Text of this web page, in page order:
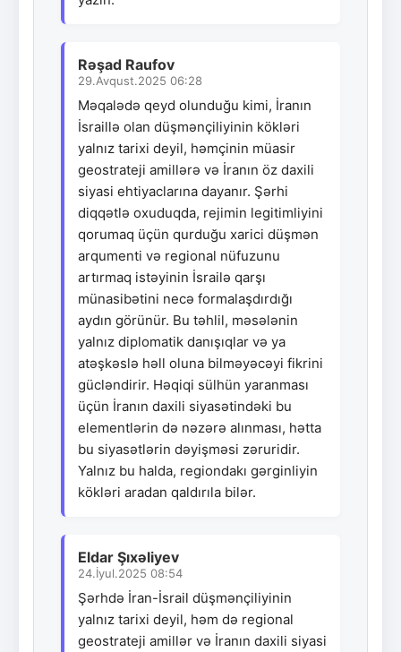
Rəşad Raufov
29.Avqust.2025 06:28
Məqalədə qeyd olunduğu kimi, İranın
İsraillə olan düşmənçiliyinin kökləri
yalnız tarixi deyil, həmçinin müasir
geostrateji amillərə və İranın öz daxili
siyasi ehtiyaclarına dayanır. Şərhi
diqqətlə oxuduqda, rejimin legitimliyini
qorumaq üçün qurduğu xarici düşmən
arqumenti və regional nüfuzunu
artırmaq istəyinin İsrailə qarşı
münasibətini necə formalaşdırdığı
aydın görünür. Bu təhlil, məsələnin
yalnız diplomatik danışıqlar və ya
atəşkəslə həll oluna bilməyəcəyi fikrini
gücləndirir. Həqiqi sülhün yaranması
üçün İranın daxili siyasətindəki bu
elementlərin də nəzərə alınması, hətta
bu siyasətlərin dəyişməsi zəruridir.
Yalnız bu halda, regiondakı gərginliyin
kökləri aradan qaldırıla bilər.
Eldar Şıxəliyev
24.İyul.2025 08:54
Şərhdə İran-İsrail düşmənçiliyinin
yalnız tarixi deyil, həm də regional
geostrateji amillər və İranın daxili siyasi